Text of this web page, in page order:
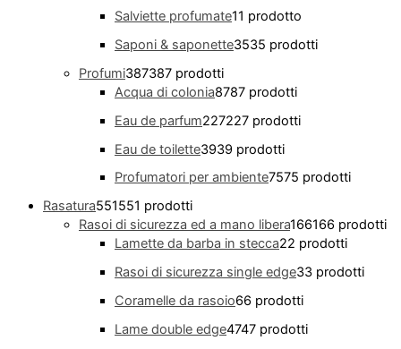
Salviette profumate11 prodotto
Saponi & saponette3535 prodotti
Profumi387387 prodotti
Acqua di colonia8787 prodotti
Eau de parfum227227 prodotti
Eau de toilette3939 prodotti
Profumatori per ambiente7575 prodotti
Rasatura551551 prodotti
Rasoi di sicurezza ed a mano libera166166 prodotti
Lamette da barba in stecca22 prodotti
Rasoi di sicurezza single edge33 prodotti
Coramelle da rasoio66 prodotti
Lame double edge4747 prodotti